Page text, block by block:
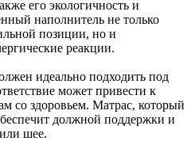
его экологичность и
наполнитель не только
позиции, но и
реакции.
идеально подходить под
может привести к
со здоровьем. Матрас, который
должной поддержки и
шее.